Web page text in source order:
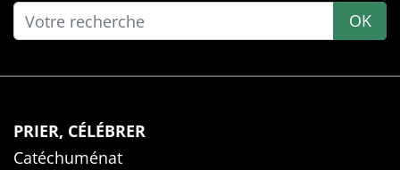
OK
PRIER, CÉLÉBRER
Catéchuménat